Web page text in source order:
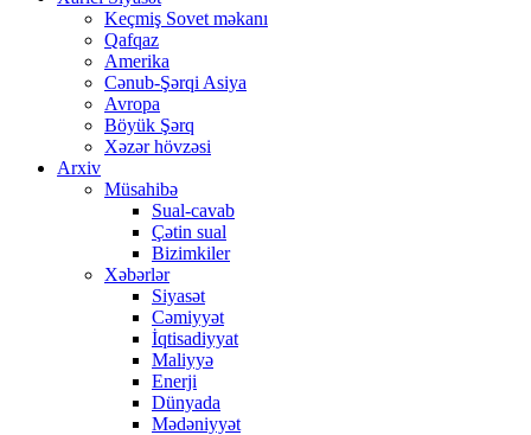
Keçmiş Sovet məkanı
Qafqaz
Amerika
Cənub-Şərqi Asiya
Avropa
Böyük Şərq
Xəzər hövzəsi
Arxiv
Müsahibə
Sual-cavab
Çətin sual
Bizimkiler
Xəbərlər
Siyasət
Cəmiyyət
İqtisadiyyat
Maliyyə
Enerji
Dünyada
Mədəniyyət